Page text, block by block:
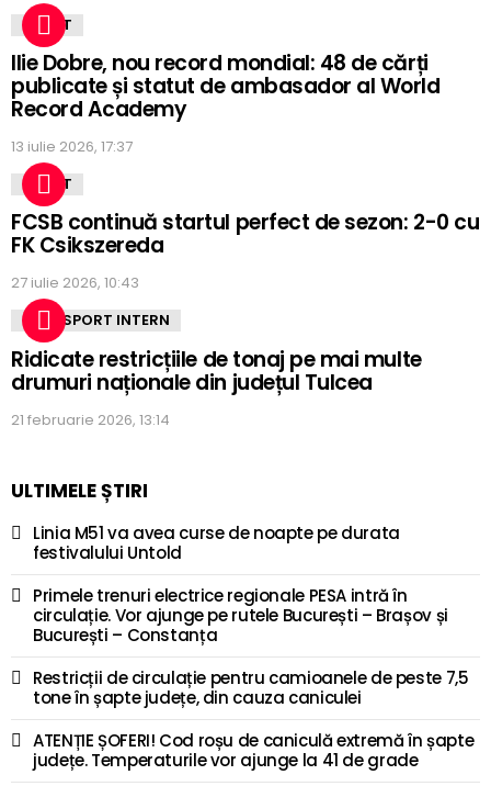
SPORT
Ilie Dobre, nou record mondial: 48 de cărți
publicate și statut de ambasador al World
Record Academy
13 iulie 2026, 17:37
SPORT
FCSB continuă startul perfect de sezon: 2-0 cu
FK Csikszereda
27 iulie 2026, 10:43
TRANSPORT INTERN
Ridicate restricțiile de tonaj pe mai multe
drumuri naționale din județul Tulcea
21 februarie 2026, 13:14
ULTIMELE ȘTIRI
Linia M51 va avea curse de noapte pe durata
festivalului Untold
Primele trenuri electrice regionale PESA intră în
circulație. Vor ajunge pe rutele București – Brașov și
București – Constanța
Restricții de circulație pentru camioanele de peste 7,5
tone în șapte județe, din cauza caniculei
ATENȚIE ȘOFERI! Cod roșu de caniculă extremă în șapte
județe. Temperaturile vor ajunge la 41 de grade